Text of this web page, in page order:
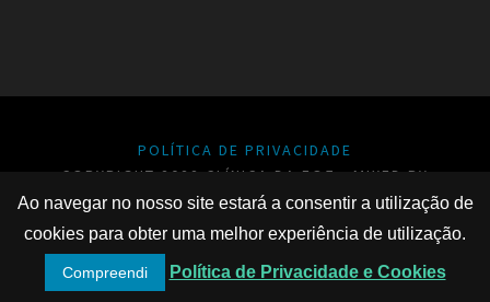
POLÍTICA DE PRIVACIDADE
COPYRIGHT 2022 CLÍNICA DA FOZ - MIXED BY
GROOVIT
Ao navegar no nosso site estará a consentir a utilização de
cookies para obter uma melhor experiência de utilização.
Compreendi Política de Privacidade e Cookies